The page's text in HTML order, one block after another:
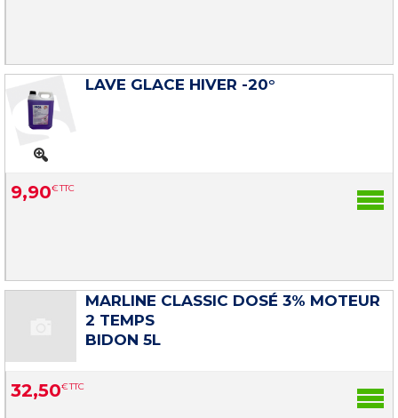
LAVE GLACE HIVER -20°
9,90€TTC
MARLINE CLASSIC DOSÉ 3% MOTEUR
2 TEMPS
BIDON 5L
32,50€TTC